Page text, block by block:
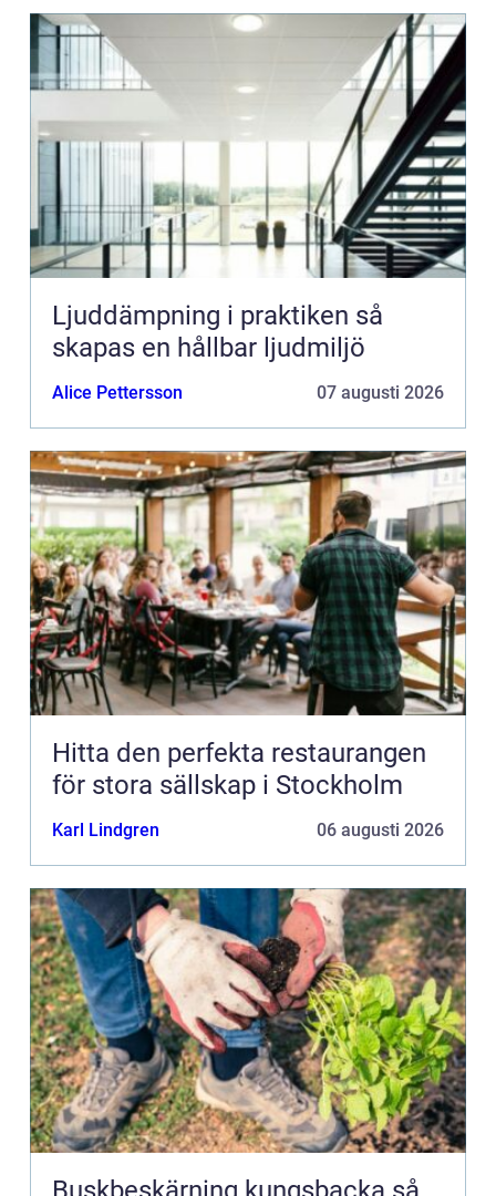
Ljuddämpning i praktiken så
skapas en hållbar ljudmiljö
Alice Pettersson 07 augusti 2026
Hitta den perfekta restaurangen
för stora sällskap i Stockholm
Karl Lindgren 06 augusti 2026